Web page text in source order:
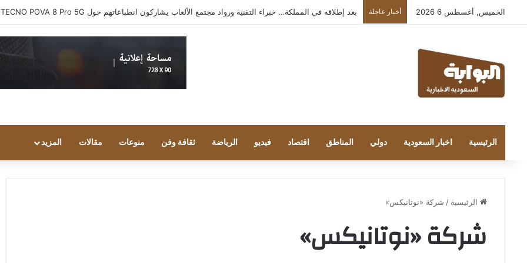
الخميس, أغسطس 6 2026 أخبار عاجلة بعد إطلاقه في المملكة… خبراء التقنية ورواد مجتمع الألعاب يشاركون انطباعاتهم حول TECNO POVA 8 Pro 5G
الرئيسية اخبار السعودية دولي المناطق اقتصاد فيديو الرياضة ثقافة وفن منوعات مقالات المزيد
الرئيسية / شركة «نوتانيكس»
شركة «نوتانيكس»